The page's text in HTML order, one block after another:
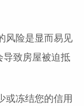
风险是显而易见
导致房屋被迫抵
或冻结您的信用